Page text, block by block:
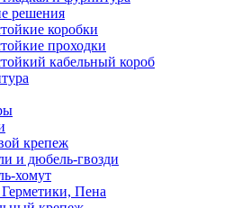
решения
коробки
проходки
кабельный короб
крепеж
и дюбель-гвозди
хомут
Пена